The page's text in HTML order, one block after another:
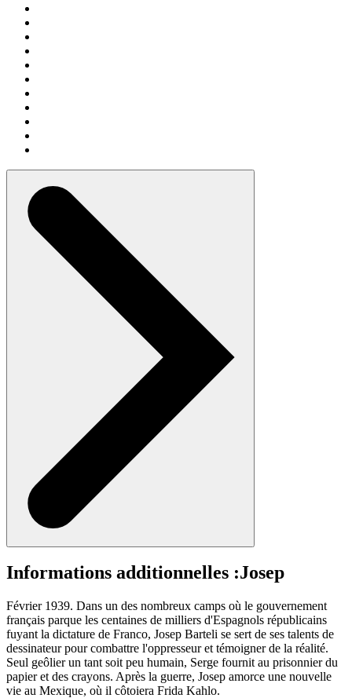
Informations additionnelles :Josep
Février 1939. Dans un des nombreux camps où le gouvernement
français parque les centaines de milliers d'Espagnols républicains
fuyant la dictature de Franco, Josep Barteli se sert de ses talents de
dessinateur pour combattre l'oppresseur et témoigner de la réalité.
Seul geôlier un tant soit peu humain, Serge fournit au prisonnier du
papier et des crayons. Après la guerre, Josep amorce une nouvelle
vie au Mexique, où il côtoiera Frida Kahlo.